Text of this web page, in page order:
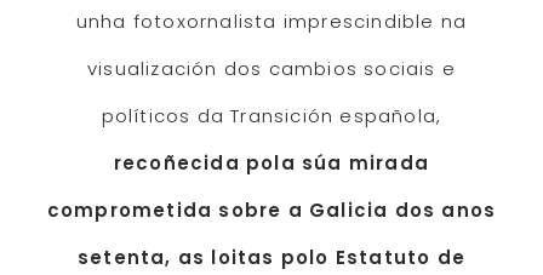
unha fotoxornalista imprescindible na
visualización dos cambios sociais e
políticos da Transición española,
recoñecida pola súa mirada
comprometida sobre a Galicia dos anos
setenta, as loitas polo Estatuto de